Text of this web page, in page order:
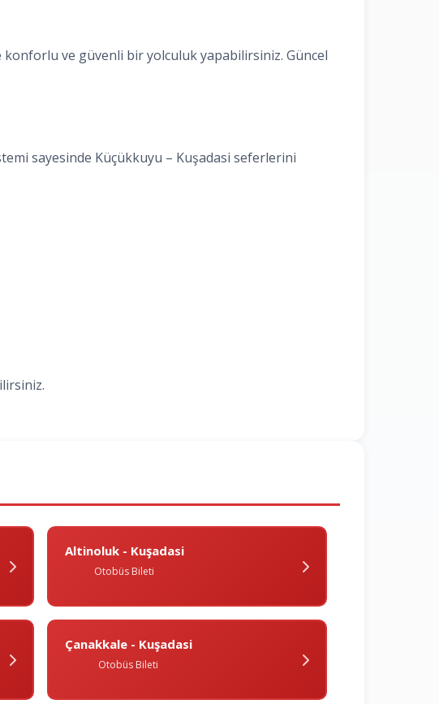
ve güvenli bir yolculuk yapabilirsiniz. Güncel
sayesinde Küçükkuyu – Kuşadasi seferlerini
Altinoluk - Kuşadasi
Otobüs Bileti
Çanakkale - Kuşadasi
Otobüs Bileti